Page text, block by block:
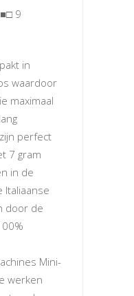
9
in
waardoor
maximaal
perfect
7 gram
in de
Italiaanse
door de
Mini-
werken